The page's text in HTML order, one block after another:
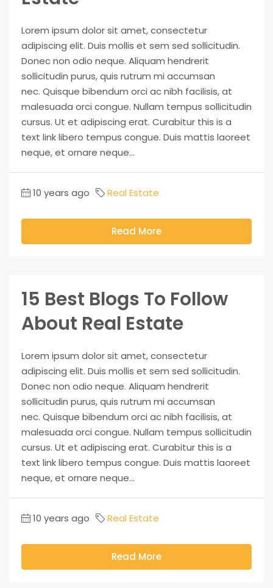
Lorem ipsum dolor sit amet, consectetur
adipiscing elit. Duis mollis et sem sed sollicitudin.
Donec non odio neque. Aliquam hendrerit
sollicitudin purus, quis rutrum mi accumsan
nec. Quisque bibendum orci ac nibh facilisis, at
malesuada orci congue. Nullam tempus sollicitudin
cursus. Ut et adipiscing erat. Curabitur this is a
text link libero tempus congue. Duis mattis laoreet
neque, et ornare neque...
10 years ago Real Estate
Read More
15 Best Blogs To Follow
About Real Estate
Lorem ipsum dolor sit amet, consectetur
adipiscing elit. Duis mollis et sem sed sollicitudin.
Donec non odio neque. Aliquam hendrerit
sollicitudin purus, quis rutrum mi accumsan
nec. Quisque bibendum orci ac nibh facilisis, at
malesuada orci congue. Nullam tempus sollicitudin
cursus. Ut et adipiscing erat. Curabitur this is a
text link libero tempus congue. Duis mattis laoreet
neque, et ornare neque...
10 years ago Real Estate
Read More